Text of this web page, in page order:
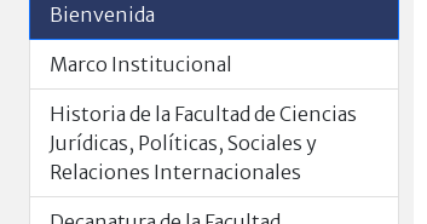
Bienvenida
Marco Institucional
Historia de la Facultad de Ciencias
Jurídicas, Políticas, Sociales y
Relaciones Internacionales